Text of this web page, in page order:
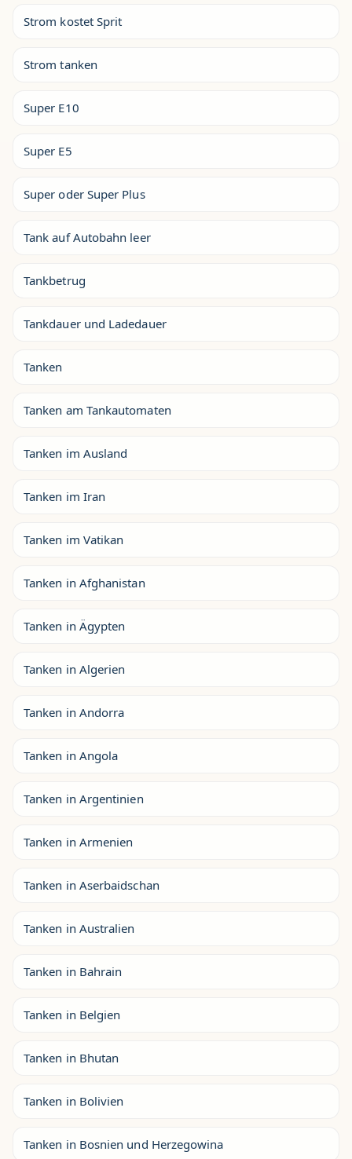
Strom kostet Sprit
Strom tanken
Super E10
Super E5
Super oder Super Plus
Tank auf Autobahn leer
Tankbetrug
Tankdauer und Ladedauer
Tanken
Tanken am Tankautomaten
Tanken im Ausland
Tanken im Iran
Tanken im Vatikan
Tanken in Afghanistan
Tanken in Ägypten
Tanken in Algerien
Tanken in Andorra
Tanken in Angola
Tanken in Argentinien
Tanken in Armenien
Tanken in Aserbaidschan
Tanken in Australien
Tanken in Bahrain
Tanken in Belgien
Tanken in Bhutan
Tanken in Bolivien
Tanken in Bosnien und Herzegowina